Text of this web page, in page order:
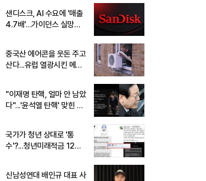
샌디스크, AI 수요에 '매출
4.7배'…가이던스 실망에
중국산 에어콘을 웃돈 주고
산다...유럽 열광시킨 메이
"이재명 탄핵, 얼마 안 남았
다"...'윤석열 탄핵' 맞힌 무
국가가 청년 상대로 '통
수'?...청년미래적금 12%
신남성연대 배인규 대표 사